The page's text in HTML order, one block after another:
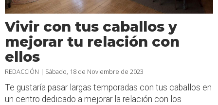
Vivir con tus caballos y
mejorar tu relación con
ellos
REDACCIÓN | Sábado, 18 de Noviembre de 2023
Te gustaría pasar largas temporadas con tus caballos en
un centro dedicado a mejorar la relación con los